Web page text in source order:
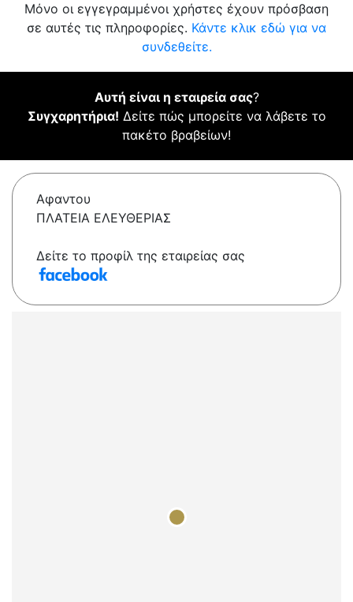
Μόνο οι εγγεγραμμένοι χρήστες έχουν πρόσβαση
σε αυτές τις πληροφορίες. Κάντε κλικ εδώ για να
συνδεθείτε.
Αυτή είναι η εταιρεία σας?
Συγχαρητήρια! Δείτε πώς μπορείτε να λάβετε το
πακέτο βραβείων!
Αφαντου
ΠΛΑΤΕΙΑ ΕΛΕΥΘΕΡΙΑΣ
Δείτε το προφίλ της εταιρείας σας